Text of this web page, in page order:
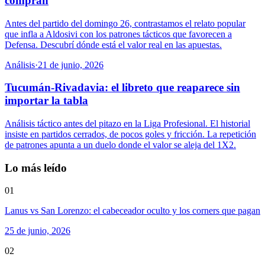
Antes del partido del domingo 26, contrastamos el relato popular
que infla a Aldosivi con los patrones tácticos que favorecen a
Defensa. Descubrí dónde está el valor real en las apuestas.
Análisis·21 de junio, 2026
Tucumán-Rivadavia: el libreto que reaparece sin
importar la tabla
Análisis táctico antes del pitazo en la Liga Profesional. El historial
insiste en partidos cerrados, de pocos goles y fricción. La repetición
de patrones apunta a un duelo donde el valor se aleja del 1X2.
Lo más leído
01
Lanus vs San Lorenzo: el cabeceador oculto y los corners que pagan
25 de junio, 2026
02